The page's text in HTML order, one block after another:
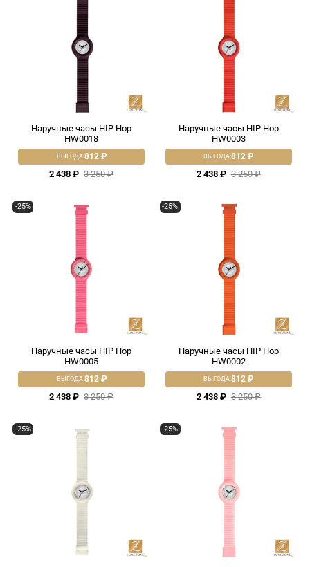
Наручные часы HIP Hop
HW0018
2 438 ₽ 3 250 ₽
ВЫГОДА:812 ₽
Наручные часы HIP Hop
HW0003
2 438 ₽ 3 250 ₽
ВЫГОДА:812 ₽
-25%
Наручные часы HIP Hop
HW0005
2 438 ₽ 3 250 ₽
ВЫГОДА:812 ₽
-25%
Наручные часы HIP Hop
HW0002
2 438 ₽ 3 250 ₽
ВЫГОДА:812 ₽
-25% -25%